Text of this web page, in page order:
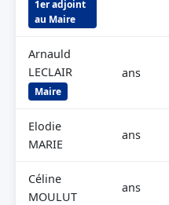
1er adjoint
au Maire
Arnauld
LECLAIR
Maire
ans
Elodie
MARIE
ans
Céline
MOULUT
ans